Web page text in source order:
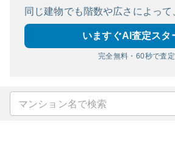
同じ建物でも階数や広さによって
いますぐAI査定スタ
完全無料・60秒で査定